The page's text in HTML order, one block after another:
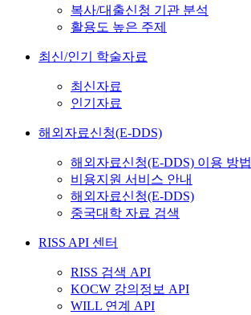
복사/대출신청 기관 분석
활용도 높은 주제
최신/인기 학술자료
최신자료
인기자료
해외자료신청(E-DDS)
해외자료신청(E-DDS) 이용 방법
비용지원 서비스 안내
해외자료신청(E-DDS)
중국대학 자료 검색
RISS API 센터
RISS 검색 API
KOCW 강의정보 API
WILL 연계 API